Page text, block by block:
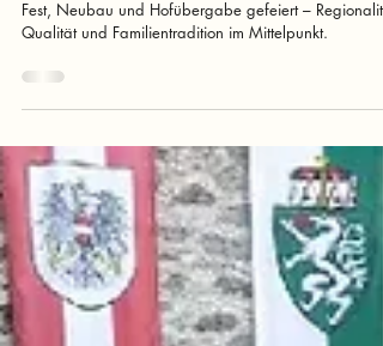
Neubau und Regionalität
Fest, Neubau und Hofübergabe gefeiert –